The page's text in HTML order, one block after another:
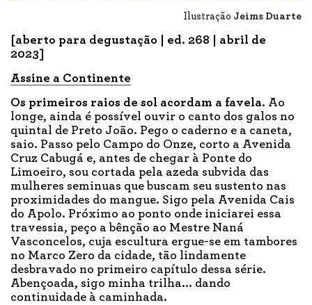
Ilustração Jeims Duarte
[aberto para degustação | ed. 268 | abril de
2023]
Assine a Continente
Os primeiros raios de sol acordam a favela. Ao
longe, ainda é possível ouvir o canto dos galos no
quintal de Preto João. Pego o caderno e a caneta,
saio. Passo pelo Campo do Onze, corto a Avenida
Cruz Cabugá e, antes de chegar à Ponte do
Limoeiro, sou cortada pela azeda subvida das
mulheres seminuas que buscam seu sustento nas
proximidades do mangue. Sigo pela Avenida Cais
do Apolo. Próximo ao ponto onde iniciarei essa
travessia, peço a bênção ao Mestre Naná
Vasconcelos, cuja escultura ergue-se em tambores
no Marco Zero da cidade, tão lindamente
desbravado no primeiro capítulo dessa série.
Abençoada, sigo minha trilha... dando
continuidade à caminhada.